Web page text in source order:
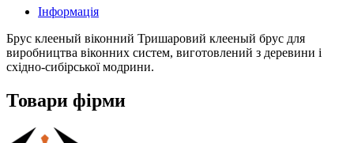
Інформація
Брус клееный віконний Тришаровий клееный брус для
виробництва віконних систем, виготовлений з деревини і
східно-сибірської модрини.
Товари фірми